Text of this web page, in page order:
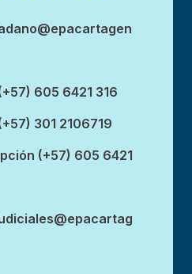
605 6421 316
301 2106719
(+57) 605 6421